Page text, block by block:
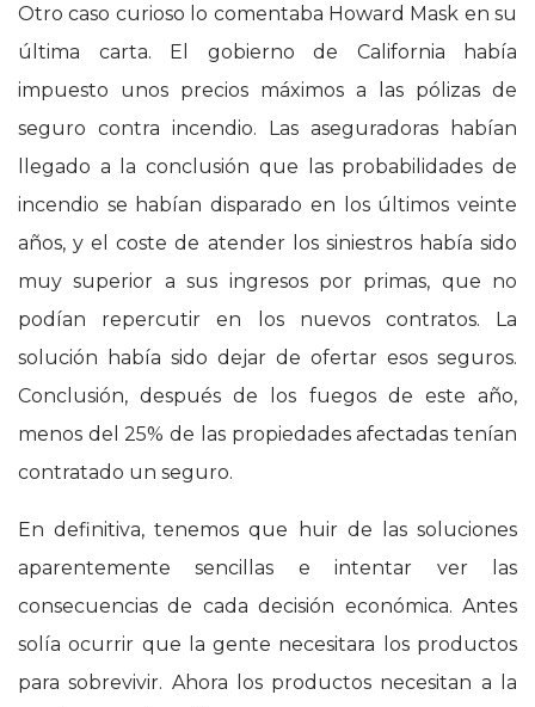
Otro caso curioso lo comentaba Howard Mask en su
última carta. El gobierno de California había
impuesto unos precios máximos a las pólizas de
seguro contra incendio. Las aseguradoras habían
llegado a la conclusión que las probabilidades de
incendio se habían disparado en los últimos veinte
años, y el coste de atender los siniestros había sido
muy superior a sus ingresos por primas, que no
podían repercutir en los nuevos contratos. La
solución había sido dejar de ofertar esos seguros.
Conclusión, después de los fuegos de este año,
menos del 25% de las propiedades afectadas tenían
contratado un seguro.
En definitiva, tenemos que huir de las soluciones
aparentemente sencillas e intentar ver las
consecuencias de cada decisión económica. Antes
solía ocurrir que la gente necesitara los productos
para sobrevivir. Ahora los productos necesitan a la